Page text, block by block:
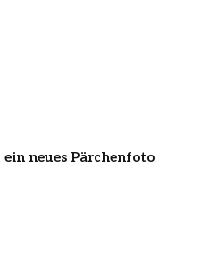
neues Pärchenfoto